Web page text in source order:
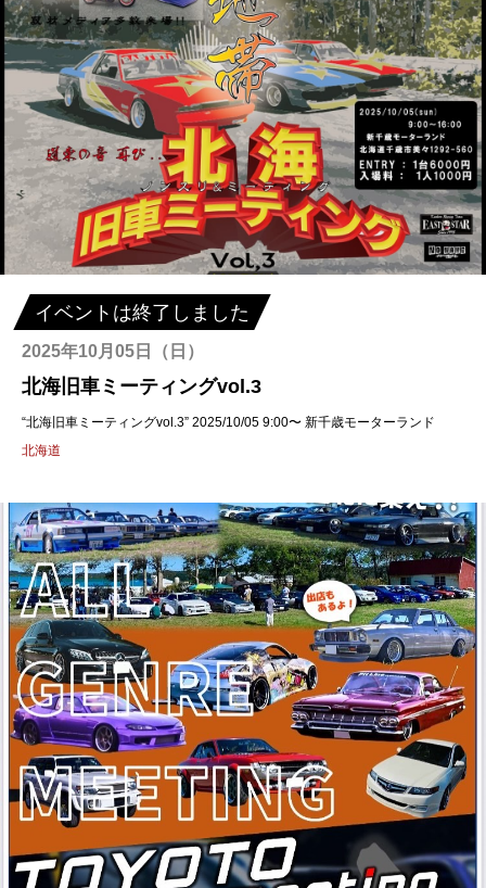
イベントは終了しました
2025年10月05日（日）
北海旧車ミーティングvol.3
“北海旧車ミーティングvol.3” 2025/10/05 9:00〜 新千歳モーターランド
北海道